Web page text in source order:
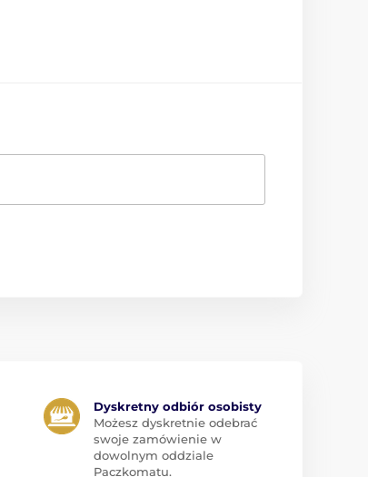
Dyskretny odbiór osobisty
Możesz dyskretnie odebrać
swoje zamówienie w
dowolnym oddziale
Paczkomatu.